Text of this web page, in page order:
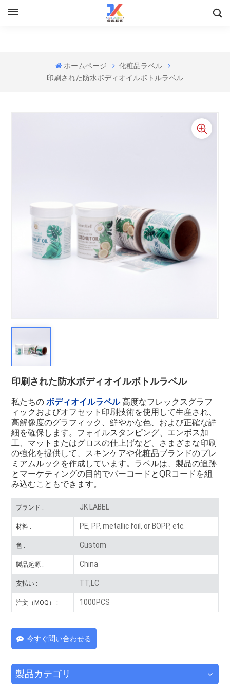
ホームページ
化粧品ラベル
印刷された防水ボディオイルボトルラベル
印刷された防水ボディオイルボトルラベル
私たちのボディオイルラベル高度なフレックスグラフ
ィックおよびオフセット印刷技術を使用して生産され、
高解像度のグラフィック、鮮やかな色、および正確な詳
細を確保します。フォイルスタンピング、エンボス加
工、マットまたはグロスの仕上げなど、さまざまな印刷
の強化を提供して、スキンケアや化粧品ブランドのプレ
ミアムルックを作成しています。ラベルは、製品の追跡
とマーケティングの目的でバーコードとQRコードを組
み込むこともできます。
ブランド : JK LABEL
材料 : PE, PP, metallic foil, or BOPP, etc.
色 : Custom
製品起源 : China
支払い : TT,LC
注文（MOQ） : 1000PCS
今すぐ問い合わせる
製品カテゴリ